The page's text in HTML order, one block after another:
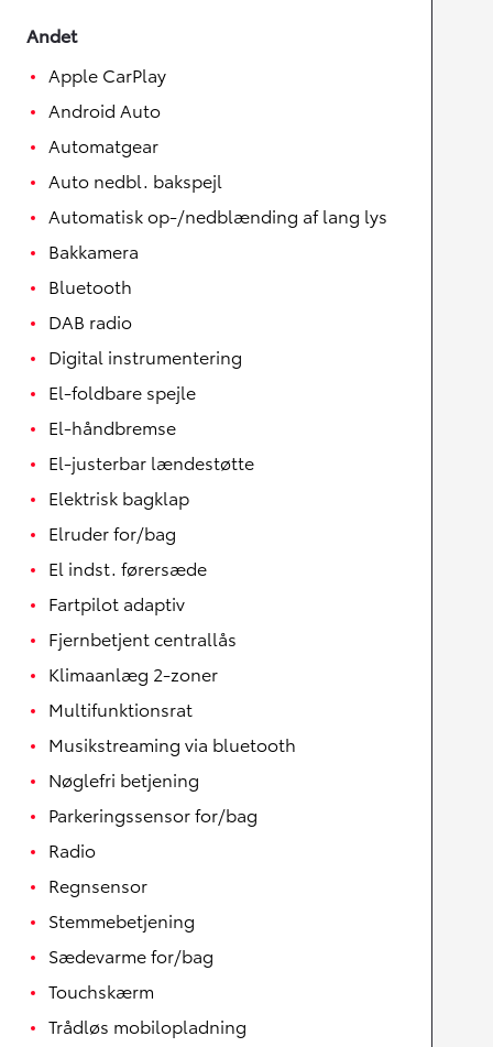
Andet
Apple CarPlay
Android Auto
Automatgear
Auto nedbl. bakspejl
Automatisk op-/nedblænding af lang lys
Bakkamera
Bluetooth
DAB radio
Digital instrumentering
El-foldbare spejle
El-håndbremse
El-justerbar lændestøtte
Elektrisk bagklap
Elruder for/bag
El indst. førersæde
Fartpilot adaptiv
Fjernbetjent centrallås
Klimaanlæg 2-zoner
Multifunktionsrat
Musikstreaming via bluetooth
Nøglefri betjening
Parkeringssensor for/bag
Radio
Regnsensor
Stemmebetjening
Sædevarme for/bag
Touchskærm
Trådløs mobilopladning